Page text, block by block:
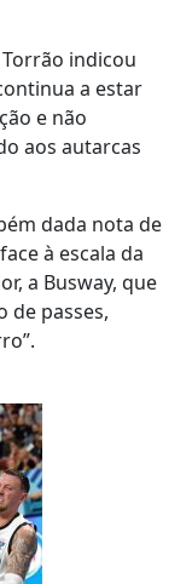
indicou
a estar
e não
aos autarcas
dada nota de
à escala da
a Busway, que
de passes,